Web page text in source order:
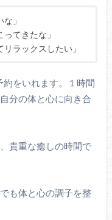
」
ってきたな」
リラックスしたい」
約をいれます。１時間
分の体と心に向き合
貴重な癒しの時間で
も体と心の調子を整